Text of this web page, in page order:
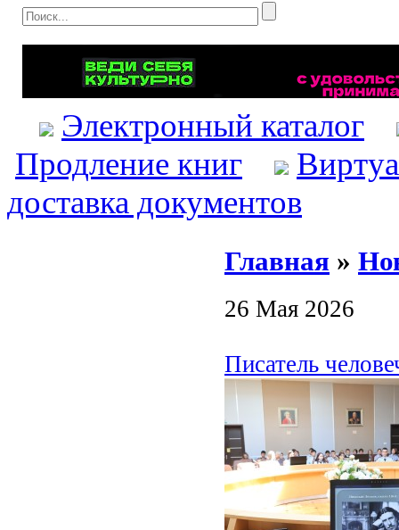
Электронный каталог
Продление книг
доставка документов
Главная »
26 Мая 2026
Писатель